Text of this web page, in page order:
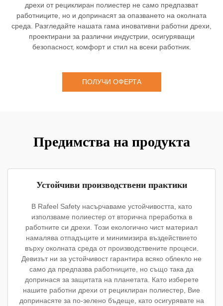
дрехи от рециклиран полиестер не само предпазват
работниците, но и допринасят за опазването на околната
среда. Разгледайте нашата гама иновативни работни дрехи,
проектирани за различни индустрии, осигуряващи
безопасност, комфорт и стил на всеки работник.
ПОЛУЧИ ОФЕРТА
Предимства на продукта
Устойчиви производствени практики
В Rafeel Safety насърчаваме устойчивостта, като
използваме полиестер от вторична преработка в
работните си дрехи. Този екологично чист материал
намалява отпадъците и минимизира въздействието
върху околната среда от производствените процеси.
Девизът ни за устойчивост гарантира всяко облекло не
само да предпазва работниците, но също така да
допринася за защитата на планетата. Като изберете
нашите работни дрехи от рециклиран полиестер, Вие
допринасяте за по-зелено бъдеще, като осигурявате на